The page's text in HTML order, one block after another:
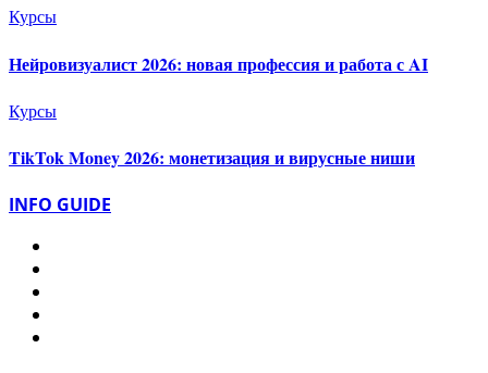
Курсы
Нейровизуалист 2026: новая профессия и работа с AI
Курсы
TikTok Money 2026: монетизация и вирусные ниши
INFO GUIDE